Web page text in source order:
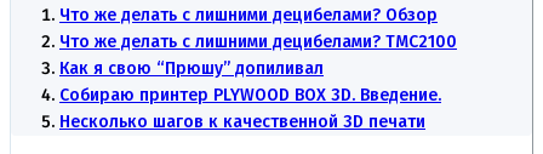
Что же делать с лишними децибелами? Обзор
Что же делать с лишними децибелами? TMC2100
Как я свою “Прюшу” допиливал
Собираю принтер PLYWOOD BOX 3D. Введение.
Несколько шагов к качественной 3D печати